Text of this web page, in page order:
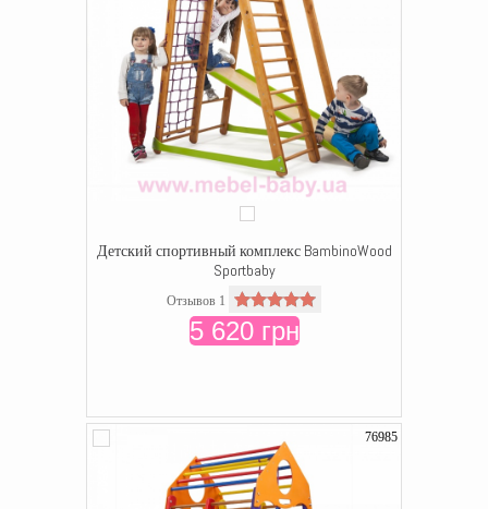
Детский спортивный комплекс BambinoWood
Sportbaby
Отзывов 1
5 620 грн
76985